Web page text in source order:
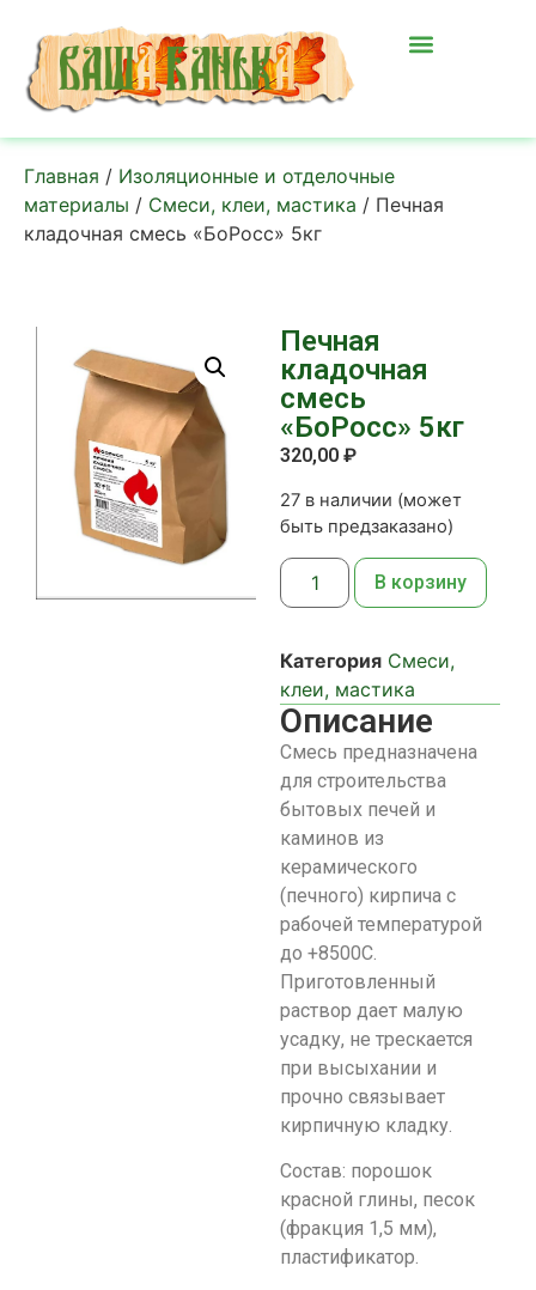
Главная / Изоляционные и отделочные
материалы / Смеси, клеи, мастика / Печная
кладочная смесь «БоРосс» 5кг
Печная
кладочная
смесь
«БоРосс» 5кг
320,00 ₽
27 в наличии (может
быть предзаказано)
В корзину
Категория Смеси,
клеи, мастика
Описание
Смесь предназначена
для строительства
бытовых печей и
каминов из
керамического
(печного) кирпича с
рабочей температурой
до +8500С.
Приготовленный
раствор дает малую
усадку, не трескается
при высыхании и
прочно связывает
кирпичную кладку.
Состав: порошок
красной глины, песок
(фрaкция 1,5 мм),
пластификатор.